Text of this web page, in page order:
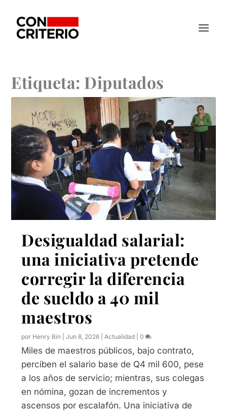
Etiqueta: Diputados
Desigualdad salarial:
una iniciativa pretende
corregir la diferencia
de sueldo a 40 mil
maestros
por Henry Bin |Jun 8, 2026 Actualidad |0
Miles de maestros públicos, bajo contrato,
perciben el salario base de Q4 mil 600, pese
a los años de servicio; mientras, sus colegas
en nómina, gozan de incrementos y
ascensos por escalafón. Una iniciativa de